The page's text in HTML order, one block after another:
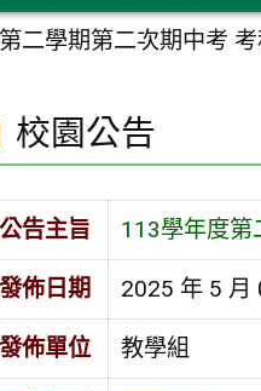
二學期第二次期中考
校園公告
公告主旨 113學年度第
發佈日期 2025 年 5 月
發佈單位 教學組